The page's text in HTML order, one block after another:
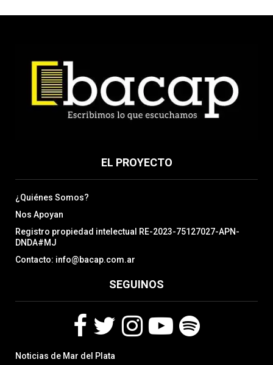
EL PROYECTO
¿Quiénes Somos?
Nos Apoyan
Registro propiedad intelectual RE-2023-75127027-APN-
DNDA#MJ
Contacto: info@bacap.com.ar
SEGUINOS
a
w
Noticias de Mar del Plata